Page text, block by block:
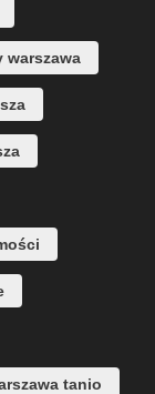
warszawa
tanio